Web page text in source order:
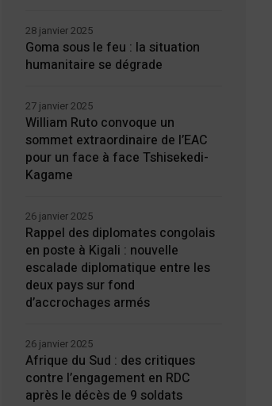
Goma sous le feu : la situation
humanitaire se dégrade
28 janvier 2025
William Ruto convoque un
sommet extraordinaire de l’EAC
pour un face à face Tshisekedi-
Kagame
27 janvier 2025
Rappel des diplomates congolais
en poste à Kigali : nouvelle
escalade diplomatique entre les
deux pays sur fond
d’accrochages armés
26 janvier 2025
Afrique du Sud : des critiques
contre l’engagement en RDC
après le décès de 9 soldats
26 janvier 2025